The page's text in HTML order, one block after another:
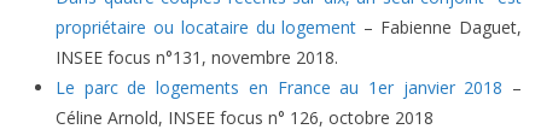
propriétaire ou locataire du logement – Fabienne Daguet,
INSEE focus n°131, novembre 2018.
Le parc de logements en France au 1er janvier 2018 –
Céline Arnold, INSEE focus n° 126, octobre 2018